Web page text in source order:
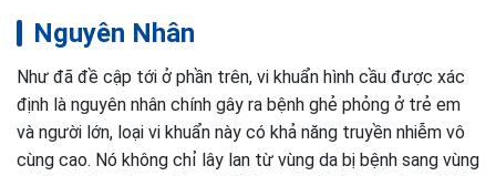
Nguyên Nhân
Như đã đề cập tới ở phần trên, vi khuẩn hình cầu được xác
định là nguyên nhân chính gây ra bệnh ghẻ phỏng ở trẻ em
và người lớn, loại vi khuẩn này có khả năng truyền nhiễm vô
cùng cao. Nó không chỉ lây lan từ vùng da bị bệnh sang vùng